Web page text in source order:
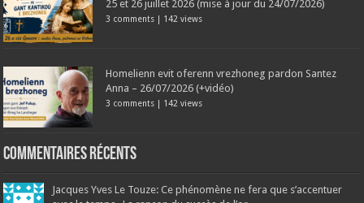
25 et 26 juillet 2026 (mise à jour du 24/07/2026)
3 comments 142 views
Homelienn evit oferenn vrezhoneg pardon Santez
Anna – 26/07/2026 (+vidéo)
3 comments 142 views
Commentaires récents
Jacques Yves Le Touze: Ce phénomène ne fera que s’accentuer